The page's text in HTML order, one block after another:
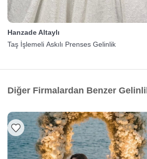
Hanzade Altaylı
Taş İşlemeli Askılı Prenses Gelinlik
Diğer Firmalardan Benzer